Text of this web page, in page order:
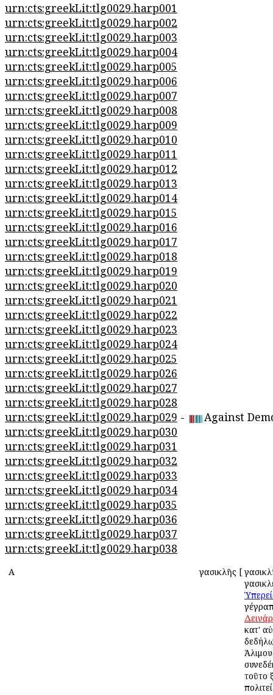
urn:cts:greekLit:tlg0029.harp001
urn:cts:greekLit:tlg0029.harp002
urn:cts:greekLit:tlg0029.harp003
urn:cts:greekLit:tlg0029.harp004
urn:cts:greekLit:tlg0029.harp005
urn:cts:greekLit:tlg0029.harp006
urn:cts:greekLit:tlg0029.harp007
urn:cts:greekLit:tlg0029.harp008
urn:cts:greekLit:tlg0029.harp009
urn:cts:greekLit:tlg0029.harp010
urn:cts:greekLit:tlg0029.harp011
urn:cts:greekLit:tlg0029.harp012
urn:cts:greekLit:tlg0029.harp013
urn:cts:greekLit:tlg0029.harp014
urn:cts:greekLit:tlg0029.harp015
urn:cts:greekLit:tlg0029.harp016
urn:cts:greekLit:tlg0029.harp017
urn:cts:greekLit:tlg0029.harp018
urn:cts:greekLit:tlg0029.harp019
urn:cts:greekLit:tlg0029.harp020
urn:cts:greekLit:tlg0029.harp021
urn:cts:greekLit:tlg0029.harp022
urn:cts:greekLit:tlg0029.harp023
urn:cts:greekLit:tlg0029.harp024
urn:cts:greekLit:tlg0029.harp025
urn:cts:greekLit:tlg0029.harp026
urn:cts:greekLit:tlg0029.harp027
urn:cts:greekLit:tlg0029.harp028
urn:cts:greekLit:tlg0029.harp029 -
Against
urn:cts:greekLit:tlg0029.harp030
urn:cts:greekLit:tlg0029.harp031
urn:cts:greekLit:tlg0029.harp032
urn:cts:greekLit:tlg0029.harp033
urn:cts:greekLit:tlg0029.harp034
urn:cts:greekLit:tlg0029.harp035
urn:cts:greekLit:tlg0029.harp036
urn:cts:greekLit:tlg0029.harp037
urn:cts:greekLit:tlg0029.harp038
Α Ἀγασικλῆς [
κατ'
τοῦτο